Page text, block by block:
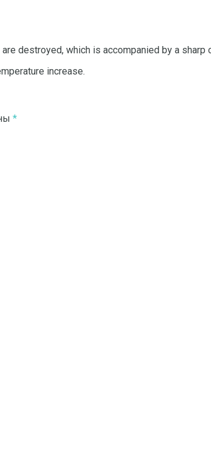
destroyed, which is accompanied by a sharp
increase.
*